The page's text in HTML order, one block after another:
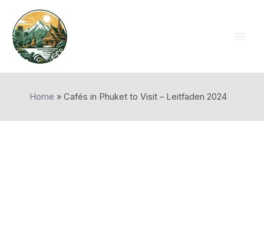
content
Home » Cafés in Phuket to Visit – Leitfaden 2024